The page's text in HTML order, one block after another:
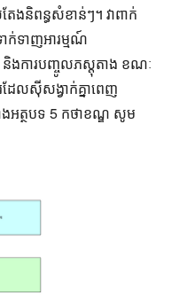
ង​និពន្ធ​សំខាន់ៗ។ វាពាក់
ាក់ទាញអារម្មណ៍
ងការបញ្ចូលភស្តុតាង ខណៈ
ដែលស៊ីសង្វាក់គ្នាពេញ
អត្ថបទ 5 កថាខណ្ឌ សូម